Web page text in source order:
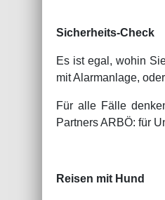
Sicherheits-Check
Es ist egal, wohin
mit Alarmanlage,
Für alle Fälle
Partners ARBÖ: für
Reisen mit Hund